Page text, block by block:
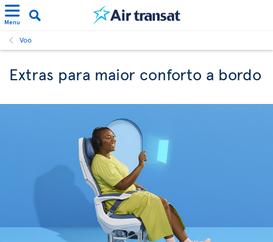
Menu
Voo
Extras para maior conforto a bordo